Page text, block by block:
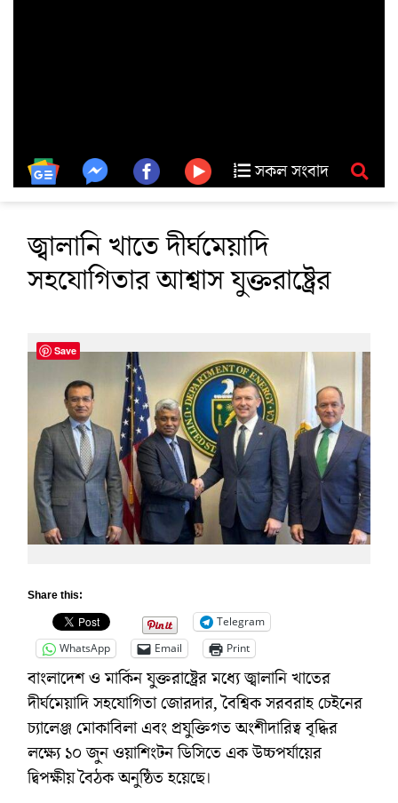
সকল সংবাদ
জ্বালানি খাতে দীর্ঘমেয়াদি
সহযোগিতার আশ্বাস যুক্তরাষ্ট্রের
Share this:
Telegram
WhatsApp
Email Print
বাংলাদেশ ও মার্কিন যুক্তরাষ্ট্রের মধ্যে জ্বালানি খাতের
দীর্ঘমেয়াদি সহযোগিতা জোরদার, বৈশ্বিক সরবরাহ চেইনের
চ্যালেঞ্জ মোকাবিলা এবং প্রযুক্তিগত অংশীদারিত্ব বৃদ্ধির
লক্ষ্যে ১০ জুন ওয়াশিংটন ডিসিতে এক উচ্চপর্যায়ের
দ্বিপক্ষীয় বৈঠক অনুষ্ঠিত হয়েছে।
Save